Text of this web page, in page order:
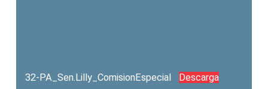
32-PA_Sen.Lilly_ComisionEspecial Descarga